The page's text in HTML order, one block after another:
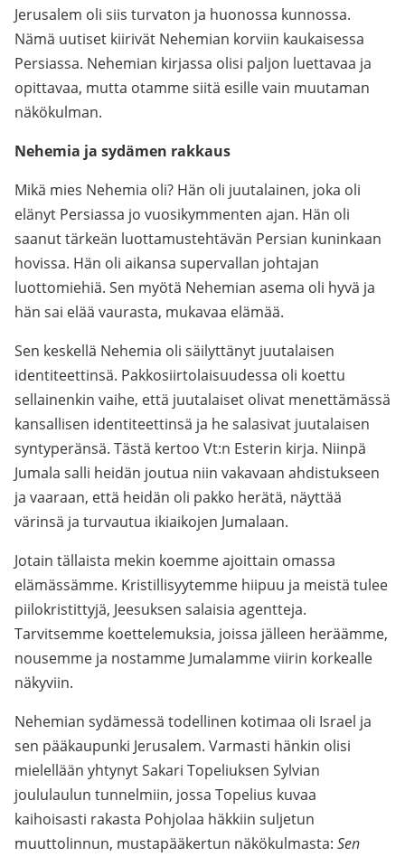
Jerusalem oli siis turvaton ja huonossa kunnossa.
Nämä uutiset kiirivät Nehemian korviin kaukaisessa
Persiassa. Nehemian kirjassa olisi paljon luettavaa ja
opittavaa, mutta otamme siitä esille vain muutaman
näkökulman.
Nehemia ja sydämen rakkaus
Mikä mies Nehemia oli? Hän oli juutalainen, joka oli
elänyt Persiassa jo vuosikymmenten ajan. Hän oli
saanut tärkeän luottamustehtävän Persian kuninkaan
hovissa. Hän oli aikansa supervallan johtajan
luottomiehiä. Sen myötä Nehemian asema oli hyvä ja
hän sai elää vaurasta, mukavaa elämää.
Sen keskellä Nehemia oli säilyttänyt juutalaisen
identiteettinsä. Pakkosiirtolaisuudessa oli koettu
sellainenkin vaihe, että juutalaiset olivat menettämässä
kansallisen identiteettinsä ja he salasivat juutalaisen
syntyperänsä. Tästä kertoo Vt:n Esterin kirja. Niinpä
Jumala salli heidän joutua niin vakavaan ahdistukseen
ja vaaraan, että heidän oli pakko herätä, näyttää
värinsä ja turvautua ikiaikojen Jumalaan.
Jotain tällaista mekin koemme ajoittain omassa
elämässämme. Kristillisyytemme hiipuu ja meistä tulee
piilokristittyjä, Jeesuksen salaisia agentteja.
Tarvitsemme koettelemuksia, joissa jälleen heräämme,
nousemme ja nostamme Jumalamme viirin korkealle
näkyviin.
Nehemian sydämessä todellinen kotimaa oli Israel ja
sen pääkaupunki Jerusalem. Varmasti hänkin olisi
mielellään yhtynyt Sakari Topeliuksen Sylvian
joululaulun tunnelmiin, jossa Topelius kuvaa
kaihoisasti rakasta Pohjolaa häkkiin suljetun
muuttolinnun, mustapääkertun näkökulmasta: Sen